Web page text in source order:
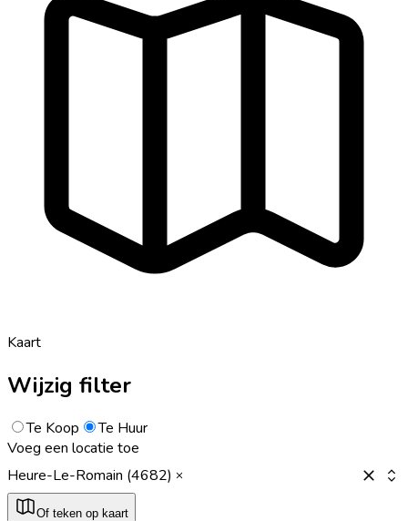
Kaart
Wijzig filter
Te Koop
Te Huur
Voeg een locatie toe
Heure-Le-Romain (4682)
Of teken op kaart